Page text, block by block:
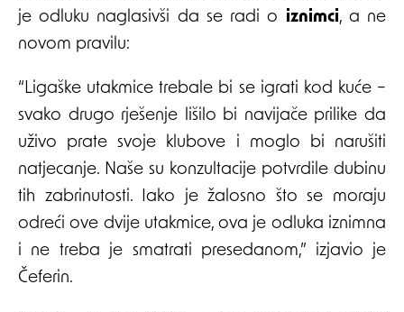
je odluku naglasivši da se radi o iznimci, a ne
novom pravilu:
“Ligaške utakmice trebale bi se igrati kod kuće –
svako drugo rješenje lišilo bi navijače prilike da
uživo prate svoje klubove i moglo bi narušiti
natjecanje. Naše su konzultacije potvrdile dubinu
tih zabrinutosti. Iako je žalosno što se moraju
odreći ove dvije utakmice, ova je odluka iznimna
i ne treba je smatrati presedanom,” izjavio je
Čeferin.